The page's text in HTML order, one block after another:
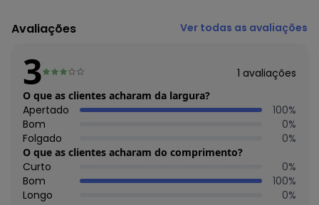
Avaliações Ver todas as avaliações
3 1 avaliações
O que as clientes acharam da largura?
Apertado 100%
Bom
0%
Folgado
0%
O que as clientes acharam do comprimento?
Curto 0%
Bom
100%
Longo
0%